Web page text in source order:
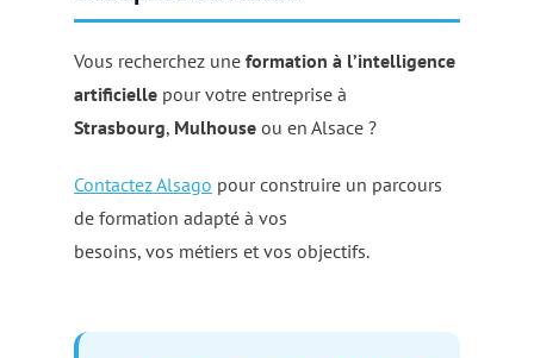
Vous recherchez une formation à l’intelligence
artificielle pour votre entreprise à
Strasbourg, Mulhouse ou en Alsace ?
Contactez Alsago pour construire un parcours
de formation adapté à vos
besoins, vos métiers et vos objectifs.